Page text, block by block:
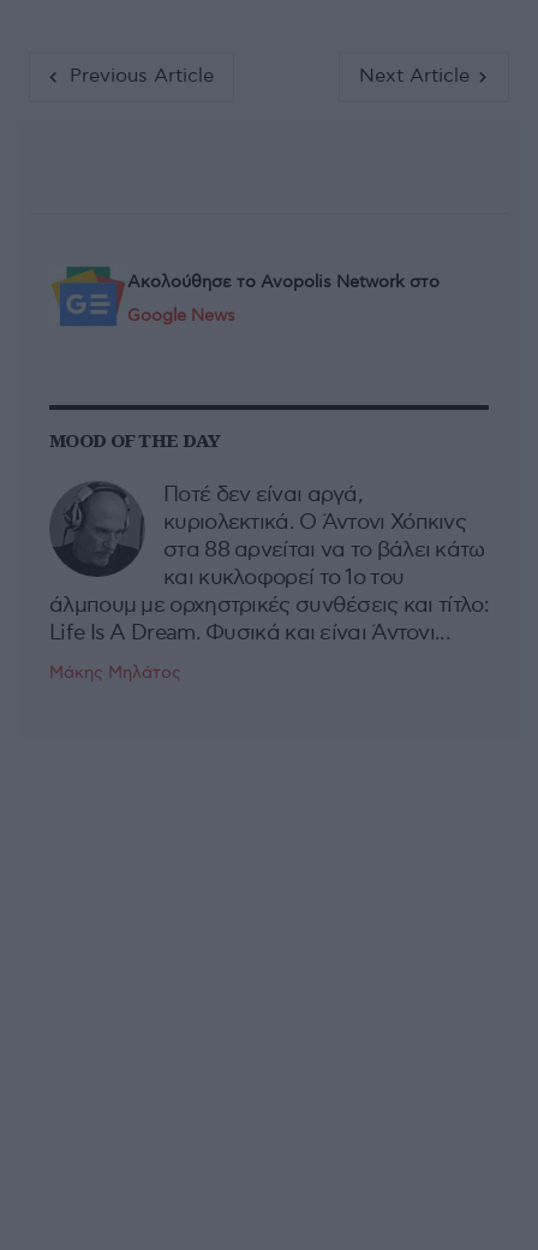
Previous Article Next Article
Ακολούθησε το Avopolis Network στο
Google News
MOOD OF THE DAY
Ποτέ δεν είναι αργά,
κυριολεκτικά. Ο Άντονι Χόπκινς
στα 88 αρνείται να το βάλει κάτω
και κυκλοφορεί το 1ο του
άλμπουμ με ορχηστρικές συνθέσεις και τίτλο:
Life Is A Dream. Φυσικά και είναι Άντονι...
Μάκης Μηλάτος